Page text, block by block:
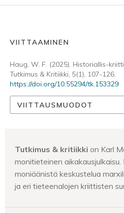
VIITTAAMINEN
Haug, W. F. (2025). Historiallis-
Tutkimus & Kritiikki, 5(1), 107-126.
https://doi.org/10.55294/tk.153329
VIITTAUSMUODOT
Tutkimus & kritiikki on Karl
monitieteinen
moniäänistä keskustelua
ja eri tieteenalojen kriittisten